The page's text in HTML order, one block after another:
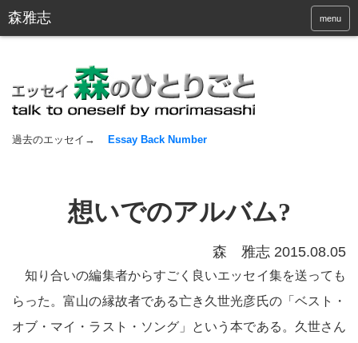
menu
過去のエッセイ→ Essay Back Number
想いでのアルバム?
森 雅志 2015.08.05
知り合いの編集者からすごく良いエッセイ集を送っても
らった。富山の縁故者である亡き久世光彦氏の「ベスト・
オブ・マイ・ラスト・ソング」という本である。久世さん